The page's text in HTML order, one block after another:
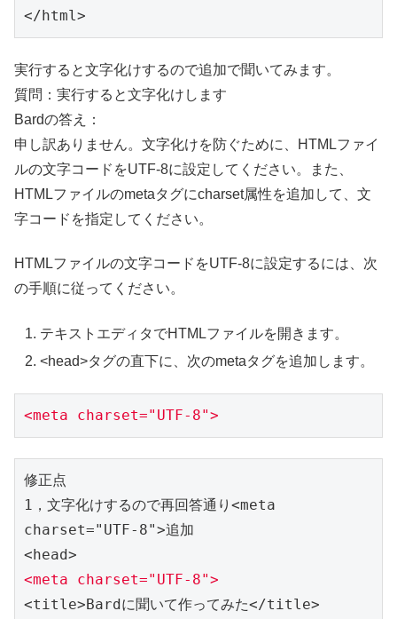
</html>
実行すると文字化けするので追加で聞いてみます。
質問：実行すると文字化けします
Bardの答え：
申し訳ありません。文字化けを防ぐために、HTMLファイ
ルの文字コードをUTF-8に設定してください。また、
HTMLファイルのmetaタグにcharset属性を追加して、文
字コードを指定してください。
HTMLファイルの文字コードをUTF-8に設定するには、次
の手順に従ってください。
テキストエディタでHTMLファイルを開きます。
<head>タグの直下に、次のmetaタグを追加します。
<meta charset="UTF-8">
修正点
1，文字化けするので再回答通り<meta
charset="UTF-8">追加
<meta charset="UTF-8">
<title>Bardに聞いて作ってみた</title>